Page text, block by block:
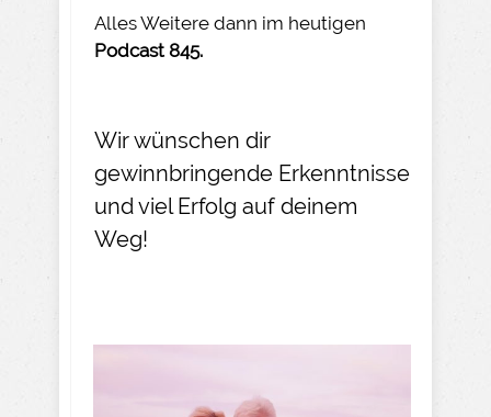
Alles Weitere dann im heutigen
Podcast 845.
Wir wünschen dir
gewinnbringende Erkenntnisse
und viel Erfolg auf deinem
Weg!